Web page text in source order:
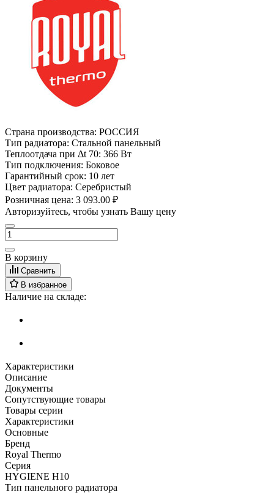
Страна производства: РОССИЯ
Тип радиатора: Стальной панельный
Теплоотдача при Δt 70: 366 Вт
Тип подключения: Боковое
Гарантийный срок: 10 лет
Цвет радиатора: Серебристый
Розничная цена: 3 093.00 ₽
Авторизуйтесь, чтобы узнать Вашу цену
В корзину
Сравнить
В избранное
Наличие на складе:
Характеристики
Описание
Документы
Сопутствующие товары
Товары серии
Характеристики
Основные
Бренд
Royal Thermo
Серия
HYGIENE H10
Тип панельного радиатора